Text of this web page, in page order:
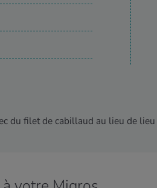
du filet de cabillaud au lieu de